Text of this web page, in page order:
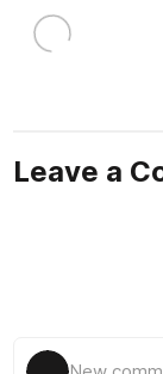
Leave a